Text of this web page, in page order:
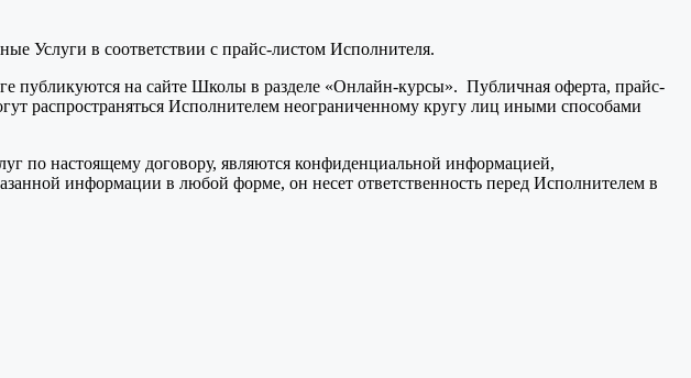
Услуги в соответствии с прайс-листом Исполнителя.
публикуются на сайте Школы в разделе «Онлайн-курсы». Публичная оферта, прайс-
распространяться Исполнителем неограниченному кругу лиц иными способами
по настоящему договору, являются конфиденциальной информацией,
информации в любой форме, он несет ответственность перед Исполнителем в